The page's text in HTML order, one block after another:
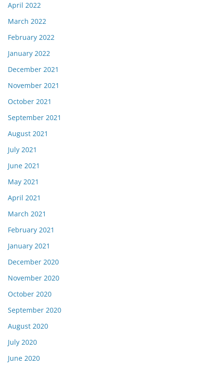
April 2022
March 2022
February 2022
January 2022
December 2021
November 2021
October 2021
September 2021
August 2021
July 2021
June 2021
May 2021
April 2021
March 2021
February 2021
January 2021
December 2020
November 2020
October 2020
September 2020
August 2020
July 2020
June 2020